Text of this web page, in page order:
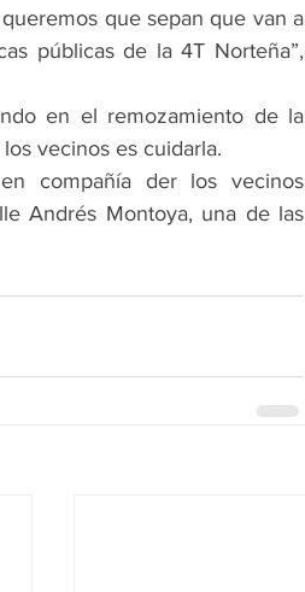
que sepan que van a
públicas de la 4T Norteña”,
en el remozamiento de la
vecinos es cuidarla.
compañía der los vecinos
Andrés Montoya, una de las